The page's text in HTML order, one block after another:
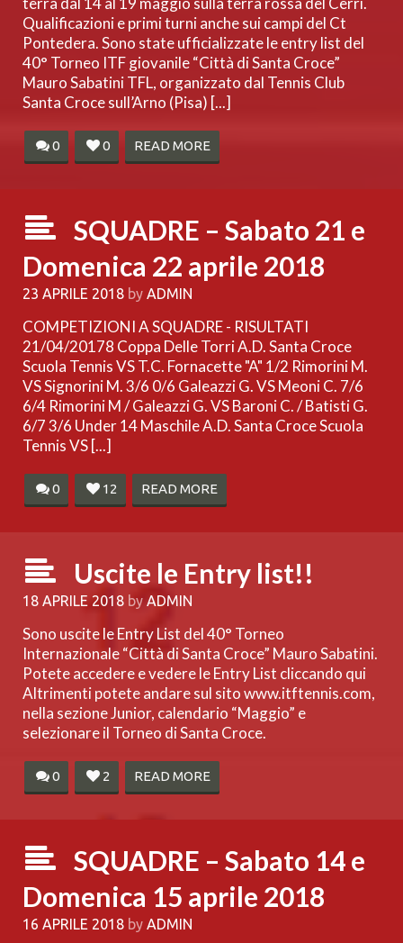
Qualificazioni e primi turni anche sui campi del Ct
Pontedera. Sono state ufficializzate le entry list del
40° Torneo ITF giovanile “Città di Santa Croce”
Mauro Sabatini TFL, organizzato dal Tennis Club
Santa Croce sull’Arno (Pisa) [...]
0 0 READ MORE
SQUADRE – Sabato 21 e
Domenica 22 aprile 2018
23 APRILE 2018 by ADMIN
COMPETIZIONI A SQUADRE - RISULTATI
21/04/20178 Coppa Delle Torri A.D. Santa Croce
Scuola Tennis VS T.C. Fornacette "A" 1/2 Rimorini M.
VS Signorini M. 3/6 0/6 Galeazzi G. VS Meoni C. 7/6
6/4 Rimorini M / Galeazzi G. VS Baroni C. / Batisti G.
6/7 3/6 Under 14 Maschile A.D. Santa Croce Scuola
Tennis VS [...]
0 12 READ MORE
Uscite le Entry list!!
18 APRILE 2018 by ADMIN
Sono uscite le Entry List del 40° Torneo
Internazionale “Città di Santa Croce” Mauro Sabatini.
Potete accedere e vedere le Entry List cliccando qui
Altrimenti potete andare sul sito www.itftennis.com,
nella sezione Junior, calendario “Maggio” e
selezionare il Torneo di Santa Croce.
0 2 READ MORE
SQUADRE – Sabato 14 e
Domenica 15 aprile 2018
16 APRILE 2018 by ADMIN